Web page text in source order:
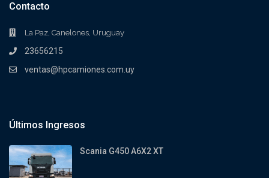
Contacto
La Paz, Canelones, Uruguay
23656215
ventas@hpcamiones.com.uy
Últimos Ingresos
Scania G450 A6X2 XT